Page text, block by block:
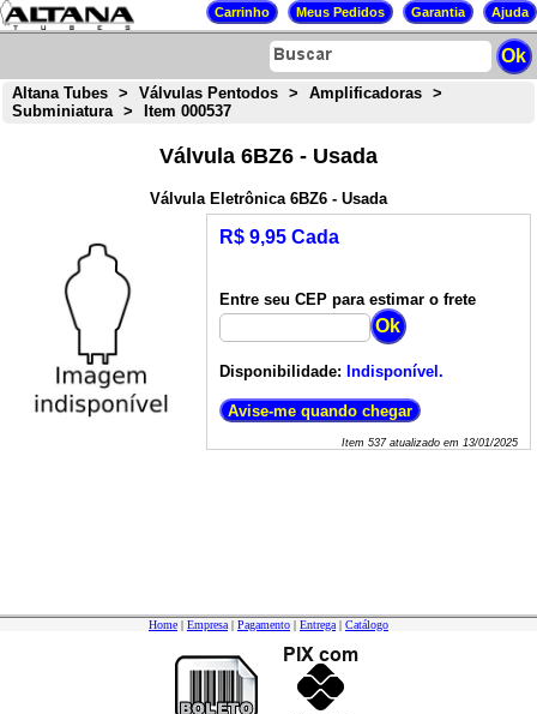
Altana Tubes > Válvulas Pentodos > Amplificadoras
>
Subminiatura
> Item 000537
Válvula 6BZ6 - Usada
Válvula Eletrônica 6BZ6 - Usada
R$ 9,95 Cada
Entre seu CEP para estimar o frete
Disponibilidade: Indisponível.
Item 537atualizado em 13/01/2025
Home | Empresa | Pagamento | Entrega | Catálogo